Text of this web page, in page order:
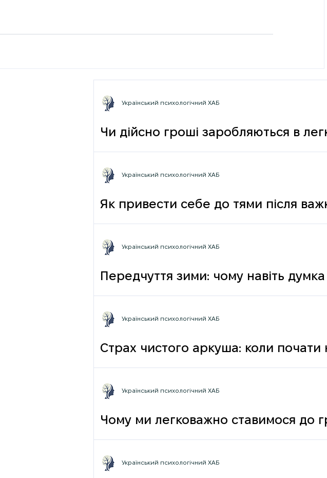
Чи дійсно гроші заробляються в
фрази
Український психологічний ХАБ
Як привести себе до тями після
Український психологічний ХАБ
Передчуття зими: чому навіть
Український психологічний ХАБ
Страх чистого аркуша: коли почати
Український психологічний ХАБ
Чому ми легковажно ставимося до
грамотності до психологічних і
Український психологічний ХАБ
Український психологічний ХАБ